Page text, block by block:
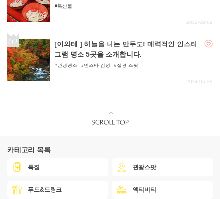
특산물
2022-02-09
[이와테 ] 하늘을 나는 만두도! 매력적인 인스타
그램 명소 5곳을 소개합니다.
관광명소 인스타 감성 절경 스팟
2024-05-28
카테고리 목록
특집 관광스팟
푸드&드링크 액티비티